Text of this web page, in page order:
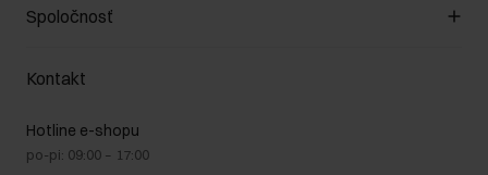
Spôsob platby
Vrátenie
Zákazníky klub
Pravidlá propagácie
Starostlivosť o kožu
Bezpečné nakupovanie
Blog
Spoločnosť
O nás
GDPR - Zásady ochrany osobných údajov
Právne informácie
Kontakt
Hotline e-shopu
po-pi: 09:00 – 17:00